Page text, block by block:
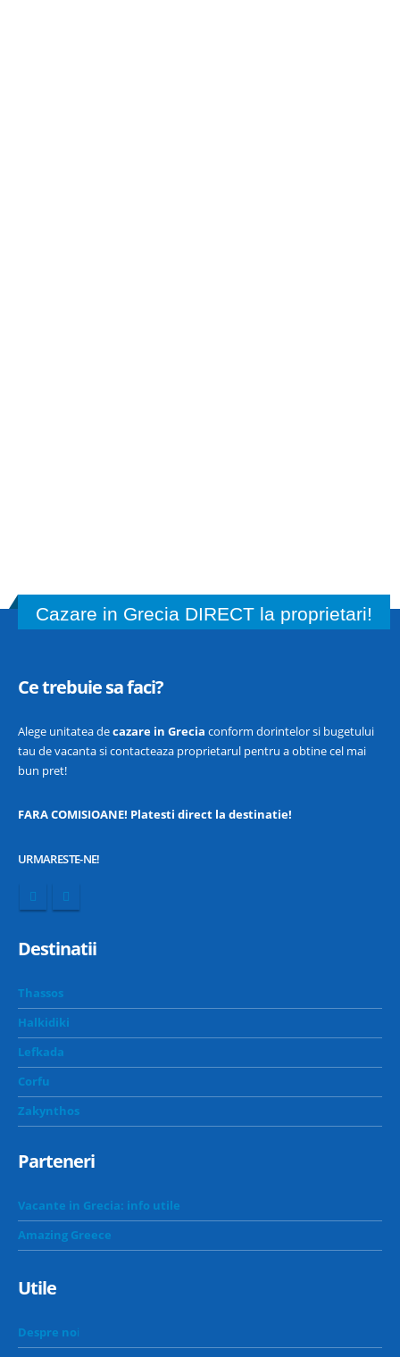
Cazare in Grecia DIRECT la proprietari!
Ce trebuie sa faci?
Alege unitatea decazare in Grecia conform dorintelor si bugetului
tau de vacanta si contacteaza proprietarul pentru a obtine cel mai
bun pret!
FARA COMISIOANE! Platesti direct la destinatie!
URMARESTE-NE!
Destinatii
Thassos
Halkidiki
Lefkada
Corfu
Zakynthos
Parteneri
Vacante in Grecia: info utile
Amazing Greece
Utile
Despre noi